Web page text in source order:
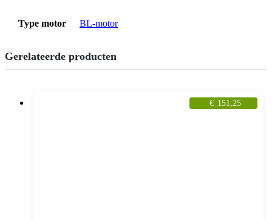
Type motor BL-motor
Gerelateerde producten
€ 151,25